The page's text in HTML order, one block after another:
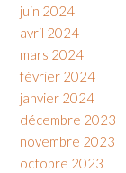
juin 2024
avril 2024
mars 2024
février 2024
janvier 2024
décembre 2023
novembre 2023
octobre 2023